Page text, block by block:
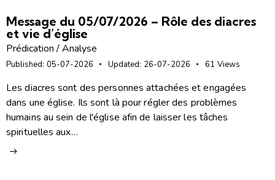
Message du 05/07/2026 – Rôle des diacres
et vie d’église
Prédication / Analyse
Published: 05-07-2026 Updated: 26-07-2026 61 Views
Les diacres sont des personnes attachées et engagées
dans une église. Ils sont là pour régler des problèmes
humains au sein de l'église afin de laisser les tâches
spirituelles aux…